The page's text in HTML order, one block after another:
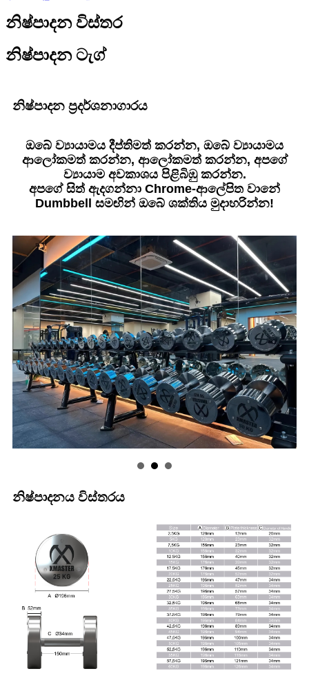
නිෂ්පාදන විස්තර
නිෂ්පාදන ටැග්
නිෂ්පාදන ප්‍රදර්ශනාගාරය
ඔබේ ව්‍යායාමය දීප්තිමත් කරන්න, ඔබේ ව්‍යායාමය
ආලෝකමත් කරන්න, ආලෝකමත් කරන්න, අපගේ
ව්‍යායාම අවකාශය පිළිබිඹු කරන්න.
අපගේ සිත් ඇදගන්නා Chrome-ආලේපිත වානේ
Dumbbell සමඟින් ඔබේ ශක්තිය මුදාහරින්න!
නිෂ්පාදනය විස්තරය